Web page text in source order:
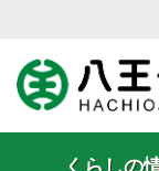
くらしの